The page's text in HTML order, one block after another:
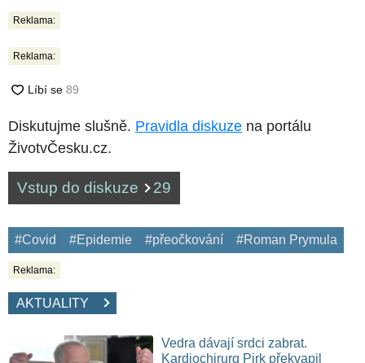
Reklama:
Reklama:
Diskutujme slušně. Pravidla diskuze na portálu
ŽivotvČesku.cz.
Vstup do diskuze 29
#Covid #Epidemie #přeočkování #Roman Prymula
Reklama:
AKTUALITY
Vedra dávají srdci zabrat.
Kardiochirurg Pirk překvapil